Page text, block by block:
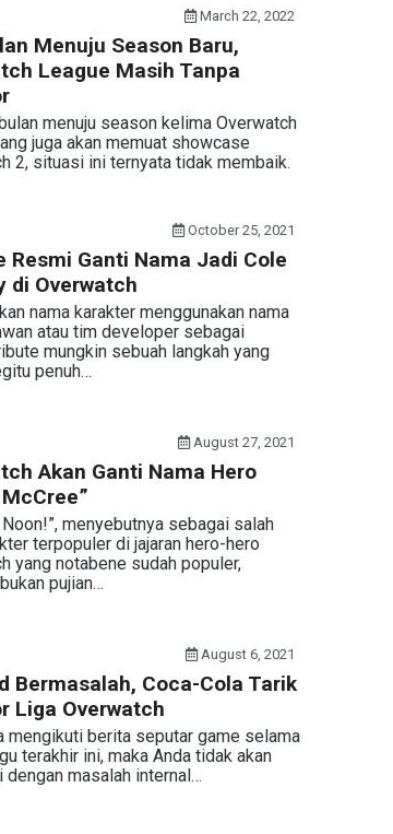
March 22, 2022
Menuju Season Baru,
League Masih Tanpa
menuju season kelima Overwatch
juga akan memuat showcase
2, situasi ini ternyata tidak membaik.
October 25, 2021
Resmi Ganti Nama Jadi Cole
di Overwatch
nama karakter menggunakan nama
atau tim developer sebagai
mungkin sebuah langkah yang
penuh…
August 27, 2021
Akan Ganti Nama Hero
Noon!”, menyebutnya sebagai salah
terpopuler di jajaran hero-hero
yang notabene sudah populer,
pujian…
August 6, 2021
Bermasalah, Coca-Cola Tarik
Liga Overwatch
mengikuti berita seputar game selama
terakhir ini, maka Anda tidak akan
dengan masalah internal…